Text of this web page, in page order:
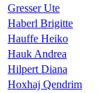
Gresser Ute
Haberl Brigitte
Hauffe Heiko
Hauk Andrea
Hilpert Diana
Hoxhaj Qendrim